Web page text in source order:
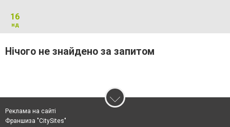
16
нд
Нічого не знайдено за запитом
Реклама на сайті
Франшиза "CitySites"